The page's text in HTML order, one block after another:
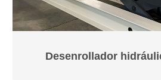
Desenrollador